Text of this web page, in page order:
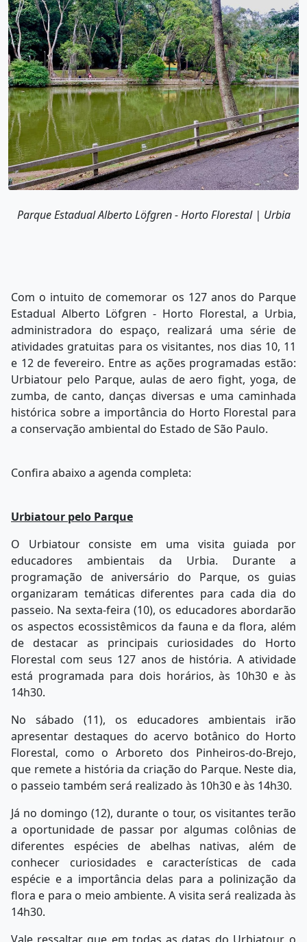
Parque Estadual Alberto Löfgren - Horto Florestal | Urbia
Com o intuito de comemorar os 127 anos do Parque
Estadual Alberto Löfgren - Horto Florestal, a Urbia,
administradora do espaço, realizará uma série de
atividades gratuitas para os visitantes, nos dias 10, 11
e 12 de fevereiro. Entre as ações programadas estão:
Urbiatour pelo Parque, aulas de aero fight, yoga, de
zumba, de canto, danças diversas e uma caminhada
histórica sobre a importância do Horto Florestal para
a conservação ambiental do Estado de São Paulo.
Confira abaixo a agenda completa:
Urbiatour pelo Parque
O Urbiatour consiste em uma visita guiada por
educadores ambientais da Urbia. Durante a
programação de aniversário do Parque, os guias
organizaram temáticas diferentes para cada dia do
passeio. Na sexta-feira (10), os educadores abordarão
os aspectos ecossistêmicos da fauna e da flora, além
de destacar as principais curiosidades do Horto
Florestal com seus 127 anos de história. A atividade
está programada para dois horários, às 10h30 e às
14h30.
No sábado (11), os educadores ambientais irão
apresentar destaques do acervo botânico do Horto
Florestal, como o Arboreto dos Pinheiros-do-Brejo,
que remete a história da criação do Parque. Neste dia,
o passeio também será realizado às 10h30 e às 14h30.
Já no domingo (12), durante o tour, os visitantes terão
a oportunidade de passar por algumas colônias de
diferentes espécies de abelhas nativas, além de
conhecer curiosidades e características de cada
espécie e a importância delas para a polinização da
flora e para o meio ambiente. A visita será realizada às
14h30.